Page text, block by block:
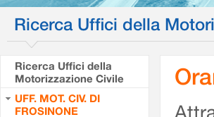
Ricerca Uffici della
Ricerca Uffici della
Motorizzazione Civile
UFF. MOT. CIV. DI
FROSINONE